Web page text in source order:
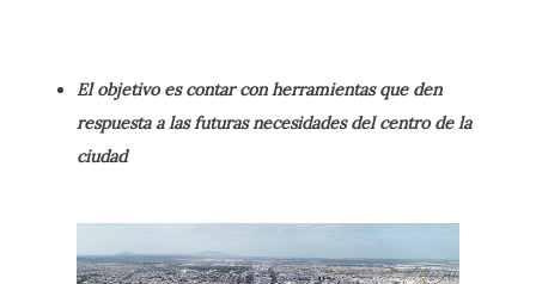
El objetivo es contar con herramientas que den
respuesta a las futuras necesidades del centro de la
ciudad